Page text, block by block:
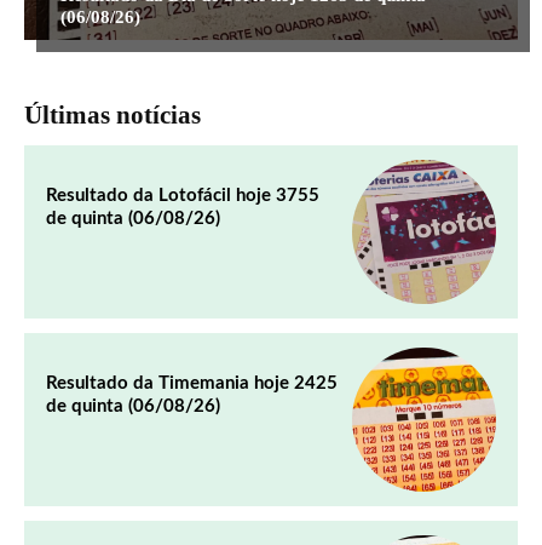
(06/08/26)
Últimas notícias
Resultado da Lotofácil hoje 3755
de quinta (06/08/26)
Resultado da Timemania hoje 2425
de quinta (06/08/26)